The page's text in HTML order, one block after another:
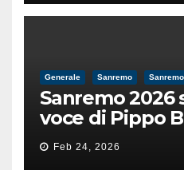
Generale Sanremo
Sanremo 2026
voce di Pippo
Feb 24, 2026